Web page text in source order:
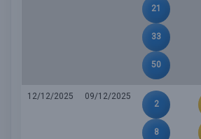
21
33
50
12/12/2025
09/12/2025
2
8